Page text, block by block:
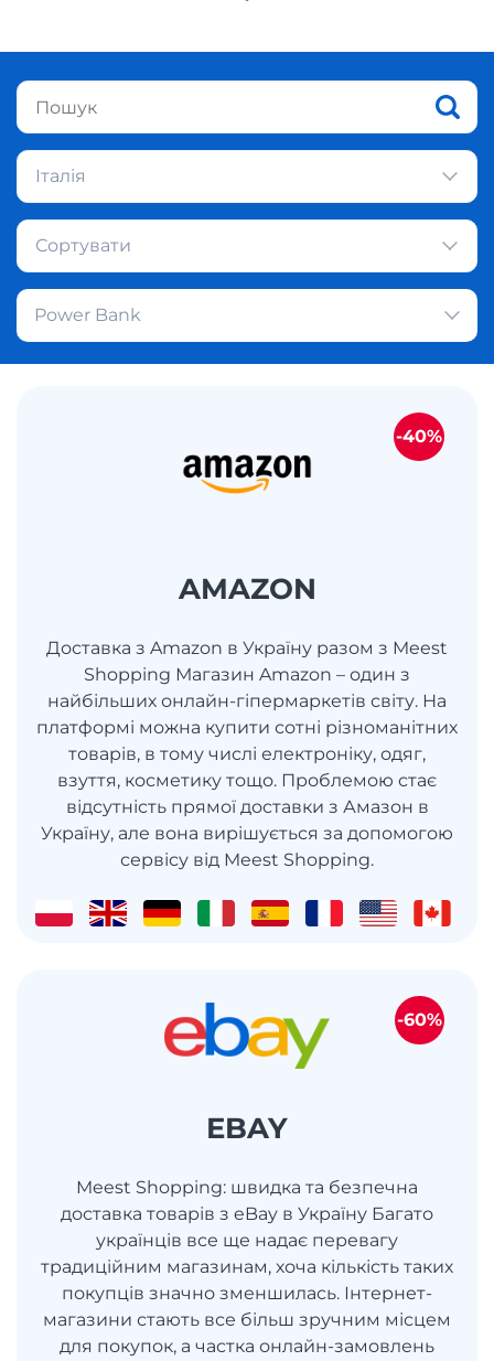
Італія
Сортувати
Power Bank
AMAZON
Доставка з Amazon в Україну разом з Meest
Shopping Магазин Amazon – один з
найбільших онлайн-гіпермаркетів світу. На
платформі можна купити сотні різноманітних
товарів, в тому числі електроніку, одяг,
взуття, косметику тощо. Проблемою стає
відсутність прямої доставки з Амазон в
Україну, але вона вирішується за допомогою
сервісу від Meest Shopping.
-40%
EBAY
Meest Shopping: швидка та безпечна
доставка товарів з eBay в Україну Багато
українців все ще надає перевагу
традиційним магазинам, хоча кількість таких
покупців значно зменшилась. Інтернет-
магазини стають все більш зручним місцем
для покупок, а частка онлайн-замовлень
-60%